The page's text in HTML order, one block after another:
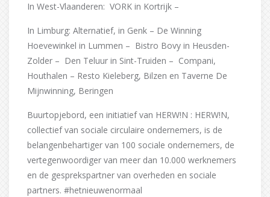
In West-Vlaanderen: VORK in Kortrijk –
In Limburg: Alternatief, in Genk – De Winning
Hoevewinkel in Lummen – Bistro Bovy in Heusden-
Zolder – Den Teluur in Sint-Truiden – Compani,
Houthalen – Resto Kieleberg, Bilzen en Taverne De
Mijnwinning, Beringen
Buurtopjebord, een initiatief van HERW!N : HERW!N,
collectief van sociale circulaire ondernemers, is de
belangenbehartiger van 100 sociale ondernemers, de
vertegenwoordiger van meer dan 10.000 werknemers
en de gesprekspartner van overheden en sociale
partners. #hetnieuwenormaal